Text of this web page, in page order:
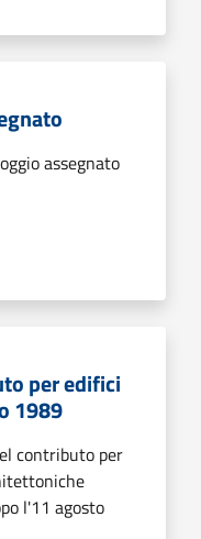
assegnato
per edifici
1989
contributo per
l'11 agosto